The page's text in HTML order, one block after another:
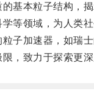
本粒子结构，揭
领域，为人类社
加速器，如瑞士
致力于探索更深